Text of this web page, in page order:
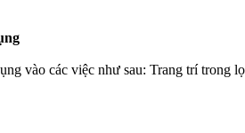
vào các việc như sau: Trang trí trong